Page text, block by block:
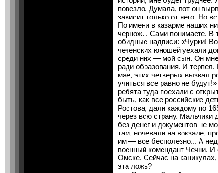
повезло. Думала, вот он
зависит только от него. Но
По имени в казарме наших
чернож... Сами понимаете. В
обидные надписи: «Чурки!
чеченских юношей уехали
среди них — мой сын. Он мне
ради образования. И
мае, этих четверых вызвал
учиться все равно не
ребята туда поехали с
быть, как все российские
Ростова, дали каждому по
через всю страну.
без денег и документов не
там, ночевали на вокзале,
им — все бесполезно... А
военный комендант Чечни. И
Омске. Сейчас на
эта ложь?